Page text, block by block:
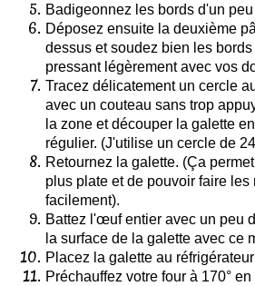
Badigeonnez les bords d'un
Déposez ensuite la deuxième
dessus et soudez bien les bords
pressant légèrement avec vos
Tracez délicatement un cercle
avec un couteau sans trop
la zone et découper la galette
régulier. (J'utilise un cercle de
Retournez la galette. (Ça
plus plate et de pouvoir faire les
facilement).
Battez l'œuf entier avec un peu
la surface de la galette avec ce
Placez la galette au
Préchauffez votre four à 170°